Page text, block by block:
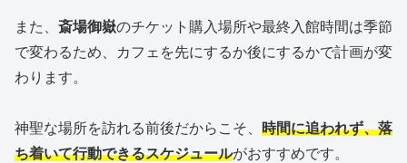
また、 斎場御嶽のチケット購入場所や最終入館時間は季節
で変わるため、カフェを先にするか後にするかで計画が変
わります。
神聖な場所を訪れる前後だからこそ、 時間に追われず、落
ち着いて行動できるスケジュールがおすすめです。